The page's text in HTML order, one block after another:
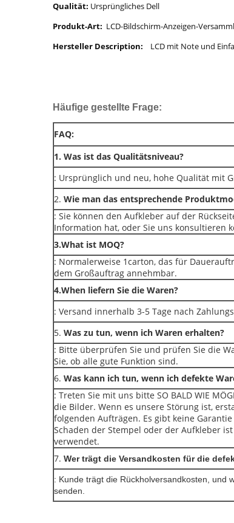
Qualität: Ursprüngliches Dell
Produkt-Art: LCD-Bildschirm-Anzeigen-
Hersteller Description:
LCD mit Note und
Häufige gestellte Frage:
FAQ:
1. Was ist das Qualitätsniveau?
: Ursprünglich und neu, hohe Qualität mit
2. Wie man das entsprechende
: Sie können den Aufkleber auf der
Information hat, oder Sie uns konsultieren
3.What ist MOQ?
: Normalerweise 1carton, das für
dem Großauftrag annehmbar.
4.When liefern Sie die Waren?
: Versand innerhalb 3-5 Tage nach
5. Was zu tun, wenn ich Waren erhalten?
: Bitte überprüfen Sie und prüfen Sie die
Sie, ob alle gute Funktion sind.
6. Was kann ich tun, wenn ich defekte
: Treten Sie mit uns bitte SO BALD WIE
die Bilder. Wenn es unsere Störung ist,
folgenden Aufträgen. Es gibt keine
Schaden der Stempel oder der Aufkleber
verwendet.
7. Wer trägt die Versandkosten für die
: Kunde trägt die Rückholversandkosten, und
senden.